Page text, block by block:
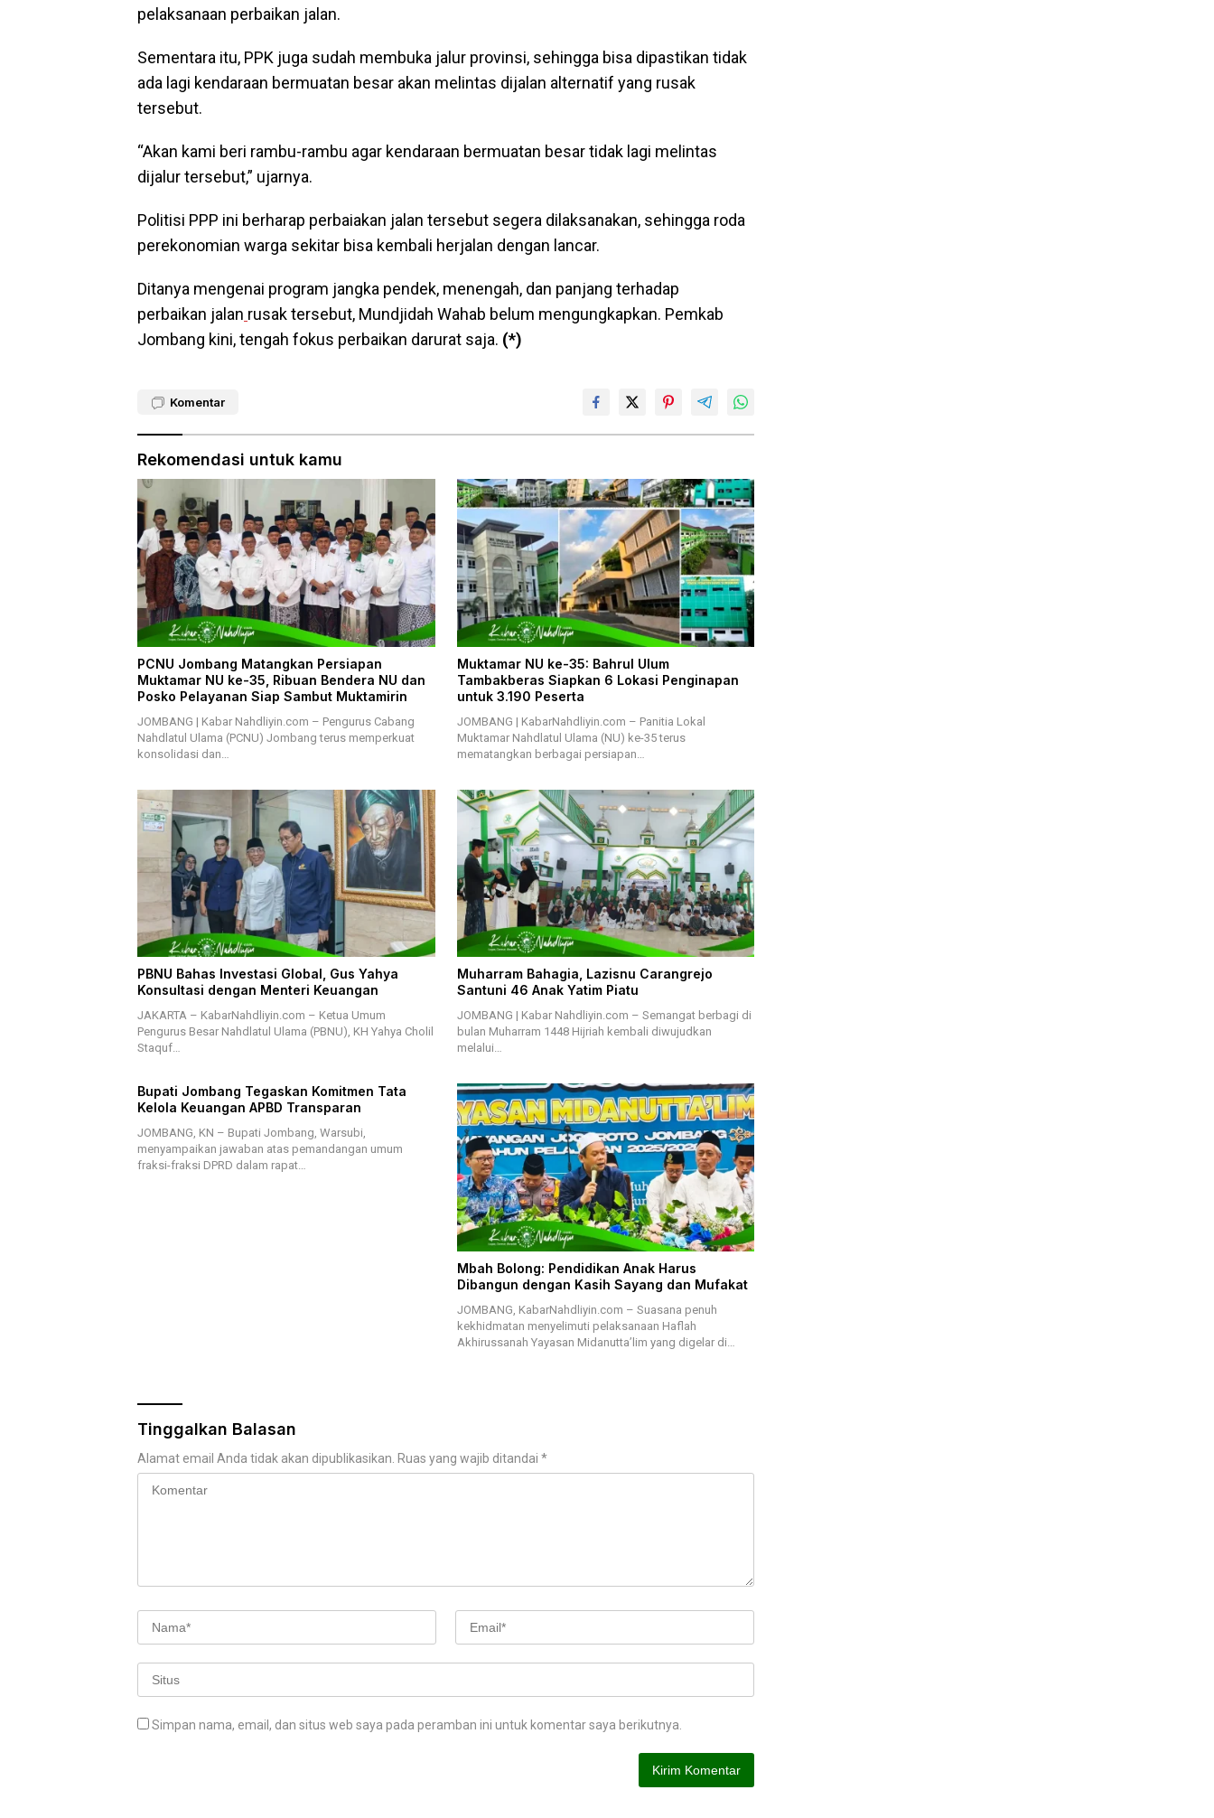
pelaksanaan perbaikan jalan.
Sementara itu, PPK juga sudah membuka jalur provinsi, sehingga bisa dipastikan tidak
ada lagi kendaraan bermuatan besar akan melintas dijalan alternatif yang rusak
tersebut.
“Akan kami beri rambu-rambu agar kendaraan bermuatan besar tidak lagi melintas
dijalur tersebut,” ujarnya.
Politisi PPP ini berharap perbaiakan jalan tersebut segera dilaksanakan, sehingga roda
perekonomian warga sekitar bisa kembali herjalan dengan lancar.
Ditanya mengenai program jangka pendek, menengah, dan panjang terhadap
perbaikan jalan rusaktersebut, Mundjidah Wahab belum mengungkapkan. Pemkab
Jombang kini, tengah fokus perbaikan darurat saja. (*)
Komentar
Rekomendasi untuk kamu
PCNU Jombang Matangkan Persiapan
Muktamar NU ke-35, Ribuan Bendera NU dan
Posko Pelayanan Siap Sambut Muktamirin
JOMBANG | Kabar Nahdliyin.com – Pengurus Cabang
Nahdlatul Ulama (PCNU) Jombang terus memperkuat
konsolidasi dan…
Muktamar NU ke-35: Bahrul Ulum
Tambakberas Siapkan 6 Lokasi Penginapan
untuk 3.190 Peserta
JOMBANG | KabarNahdliyin.com – Panitia Lokal
Muktamar Nahdlatul Ulama (NU) ke-35 terus
mematangkan berbagai persiapan…
PBNU Bahas Investasi Global, Gus Yahya
Konsultasi dengan Menteri Keuangan
JAKARTA – KabarNahdliyin.com – Ketua Umum
Pengurus Besar Nahdlatul Ulama (PBNU), KH Yahya Cholil
Staquf…
Muharram Bahagia, Lazisnu Carangrejo
Santuni 46 Anak Yatim Piatu
JOMBANG | Kabar Nahdliyin.com – Semangat berbagi di
bulan Muharram 1448 Hijriah kembali diwujudkan
melalui…
Bupati Jombang Tegaskan Komitmen Tata
Kelola Keuangan APBD Transparan
JOMBANG, KN – Bupati Jombang, Warsubi,
menyampaikan jawaban atas pemandangan umum
fraksi-fraksi DPRD dalam rapat…
Mbah Bolong: Pendidikan Anak Harus
Dibangun dengan Kasih Sayang dan Mufakat
JOMBANG, KabarNahdliyin.com – Suasana penuh
kekhidmatan menyelimuti pelaksanaan Haflah
Akhirussanah Yayasan Midanutta’lim yang digelar di…
Tinggalkan Balasan
Alamat email Anda tidak akan dipublikasikan. Ruas yang wajib ditandai *
Simpan nama, email, dan situs web saya pada peramban ini untuk komentar saya berikutnya.